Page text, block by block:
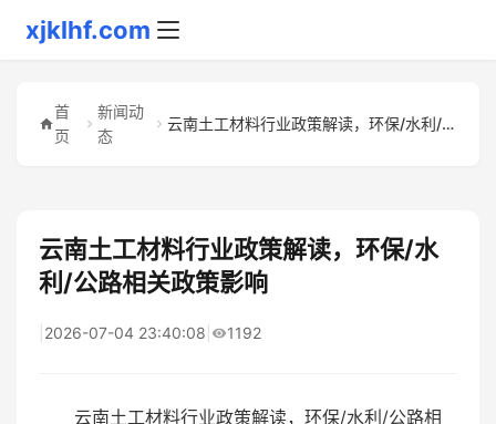
xjklhf.com
首
页
新闻动
态
云南土工材料行业政策解读，环保/水利/公路相关政策影响
云南土工材料行业政策解读，环保/水
利/公路相关政策影响
2026-07-04 23:40:08 1192
云南土工材料行业政策解读，环保/水利/公路相